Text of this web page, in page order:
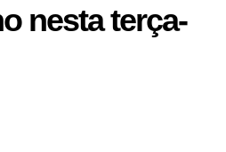
nesta terça-